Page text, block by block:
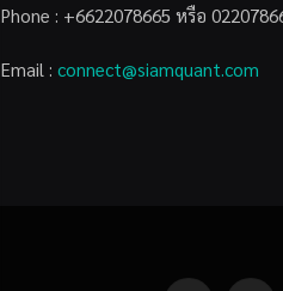
Phone : +6622078665 หรือ
Email : connect@siamquant.com